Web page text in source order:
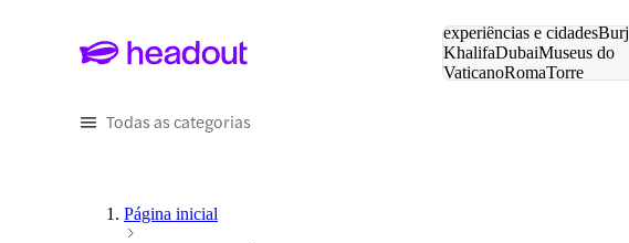
experiências e cidadesBurj
KhalifaDubaiMuseus do
VaticanoRomaTorre
Todas as categorias
Página inicial